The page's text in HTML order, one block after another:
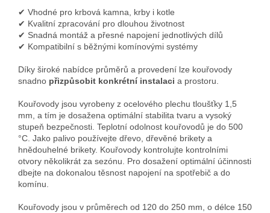
✔ Vhodné pro krbová kamna, krby i kotle
✔ Kvalitní zpracování pro dlouhou životnost
✔ Snadná montáž a přesné napojení jednotlivých dílů
✔ Kompatibilní s běžnými komínovými systémy
Díky široké nabídce průměrů a provedení lze kouřovody
snadno přizpůsobit konkrétní instalaci a prostoru.
Kouřovody jsou vyrobeny z ocelového plechu tloušťky 1,5
mm, a tím je dosažena optimální stabilita tvaru a vysoký
stupeň bezpečnosti. Teplotní odolnost kouřovodů je do 500
°C. Jako palivo používejte dřevo, dřevěné brikety a
hnědouhelné brikety. Kouřovody kontrolujte kontrolními
otvory několikrát za sezónu. Pro dosažení optimální účinnosti
dbejte na dokonalou těsnost napojení na spotřebič a do
komínu.
Kouřovody jsou v průměrech od 120 do 250 mm, o délce 150